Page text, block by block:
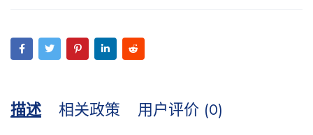
描述 相关政策 用户评价 (0)